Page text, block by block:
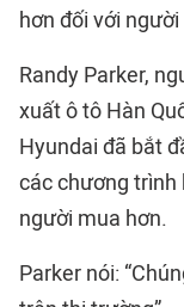
hơn đối với
Randy Parker,
xuất ô tô Hàn
Hyundai đã bắt
các chương trình
người mua hơn.
Parker nói: